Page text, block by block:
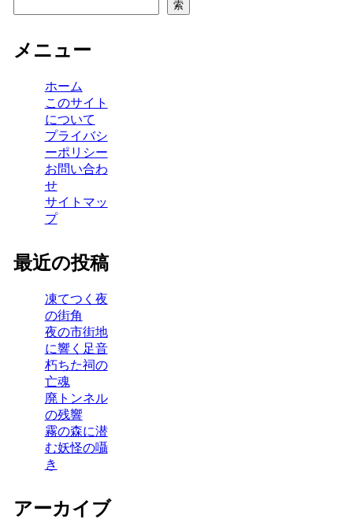
索
メニュー
ホーム
このサイト
について
プライバシ
ーポリシー
お問い合わ
せ
サイトマッ
プ
最近の投稿
凍てつく夜
の街角
夜の市街地
に響く足音
朽ちた祠の
亡魂
廃トンネル
の残響
霧の森に潜
む妖怪の囁
き
アーカイブ